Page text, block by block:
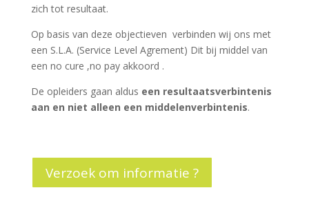
zich tot resultaat.
Op basis van deze objectieven verbinden wij ons met
een S.L.A. (Service Level Agrement) Dit bij middel van
een no cure ,no pay akkoord .
De opleiders gaan aldus een resultaatsverbintenis
aan en niet alleen een middelenverbintenis.
Verzoek om informatie ?